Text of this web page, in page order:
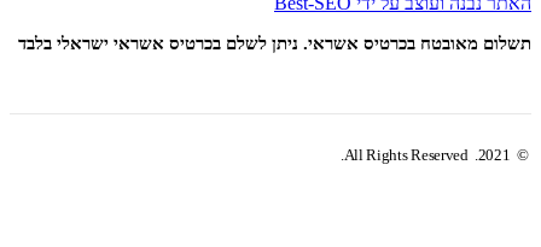
תשלום מאובטח בכרטיס אשראי. ניתן לשלם בכרטיס אשראי ישראלי בלבד
© 2021. All Rights Reserved.